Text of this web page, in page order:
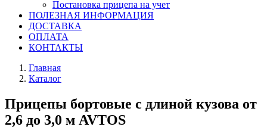
Постановка прицепа на учет
ПОЛЕЗНАЯ ИНФОРМАЦИЯ
ДОСТАВКА
ОПЛАТА
КОНТАКТЫ
Главная
Каталог
Прицепы бортовые с длиной кузова от
2,6 до 3,0 м AVTOS